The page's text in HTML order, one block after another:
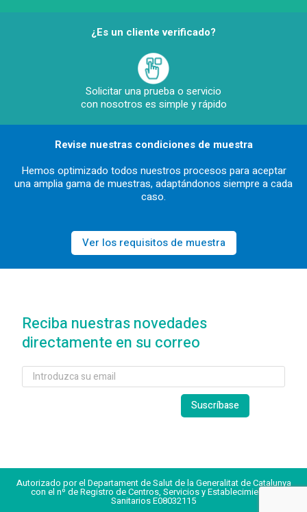
¿Es un cliente verificado?
Solicitar una prueba o servicio
con nosotros es simple y rápido
Revise nuestras condiciones de muestra
Hemos optimizado todos nuestros procesos para aceptar
una amplia gama de muestras, adaptándonos siempre a cada
caso.
Ver los requisitos de muestra
Reciba nuestras novedades
directamente en su correo
Autorizado por el Departament de Salut de la Generalitat de Catalunya
con el nº de Registro de Centros, Servicios y Establecimientos
Sanitarios E08032115